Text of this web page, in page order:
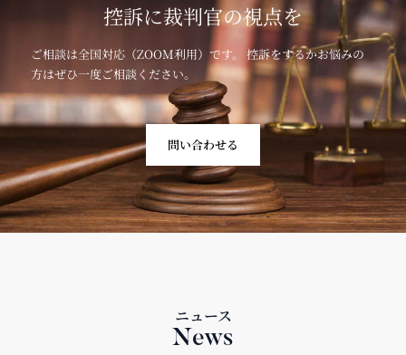
控訴に裁判官の視点を
ご相談は全国対応（ZOOM利用）です。 控訴をするかお悩みの
方はぜひ一度ご相談ください。
問い合わせる
ニュース
News